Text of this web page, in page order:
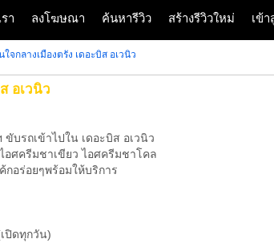
า ลงโฆษณา ค้นหารีวิว สร้างรีวิวใหม่ เข้
จกลางเมืองตรัง เดอะบิส อเวนิว
อเวนิว
บรถเข้าไปใน เดอะบิส อเวนิว
อศครีมชาเขียว ไอศครีมชาโคล
อร่อยๆพร้อมให้บริการ
ปิดทุกวัน)